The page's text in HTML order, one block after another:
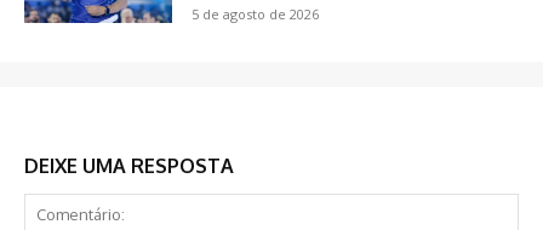
5 de agosto de 2026
DEIXE UMA RESPOSTA